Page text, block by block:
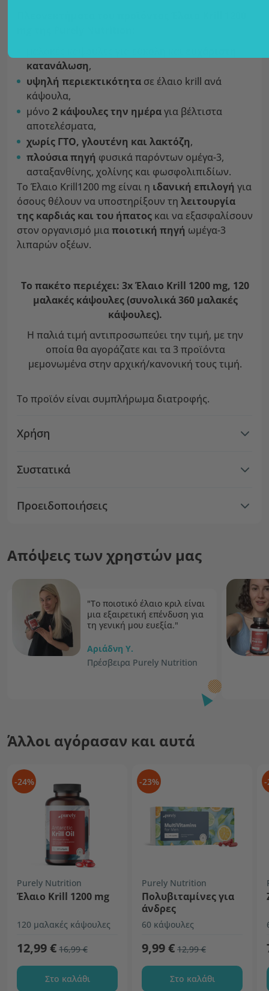
κατανάλωση,
υψηλή περιεκτικότητα σε έλαιο krill ανά
κάψουλα,
μόνο 2 κάψουλες την ημέραγια βέλτιστα
αποτελέσματα,
χωρίς ΓΤΟ, γλουτένη και λακτόζη,
πλούσια πηγή φυσικά παρόντων ομέγα-3,
ασταξανθίνης, χολίνης και φωσφολιπιδίων.
Το Έλαιο Krill1200 mg είναι η ιδανική επιλογή για
όσους θέλουν να υποστηρίξουν τη λειτουργία
της καρδιάς και του ήπατος και να εξασφαλίσουν
στον οργανισμό μιαποιοτική πηγή ωμέγα-3
λιπαρών οξέων.
Το πακέτο περιέχει: 3x Έλαιο Krill 1200 mg, 120
μαλακές κάψουλες (συνολικά 360 μαλακές
κάψουλες).
Η παλιά τιμή αντιπροσωπεύει την τιμή, με την
οποία θα αγοράζατε και τα 3 προϊόντα
μεμονωμένα στην αρχική/κανονική τους τιμή.
Το προϊόν είναι συμπλήρωμα διατροφής.
Χρήση
Συστατικά
Προειδοποιήσεις
Απόψεις των χρηστών μας
"Το ποιοτικό έλαιο κριλ είναι
μια εξαιρετική επένδυση για
τη γενική μου ευεξία."
Αριάδνη Υ.
Πρέσβειρα Purely Nutrition
Άλλοι αγόρασαν και αυτά
-24%
Purely Nutrition
Έλαιο Krill 1200 mg
120 μαλακές κάψουλες
12,99 € 16,99 €
Στο καλάθι
-23%
Purely Nutrition
Πολυβιταμίνες για
άνδρες
60 κάψουλες
9,99 € 12,99 €
Στο καλάθι
-